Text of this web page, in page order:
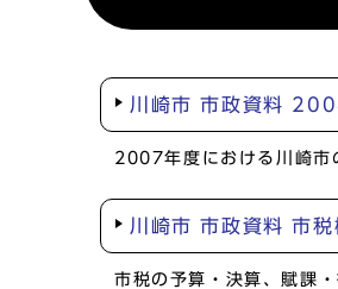
川崎市 市政資料
2007年度における川崎市
川崎市 市政資料 市
市税の予算・決算、賦課